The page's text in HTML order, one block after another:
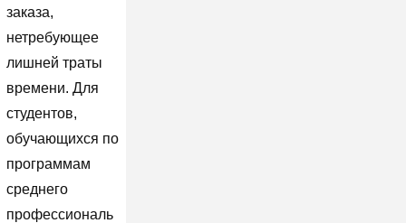
заказа,
нетребующее
лишней траты
времени. Для
студентов,
обучающихся по
программам
среднего
профессиональ